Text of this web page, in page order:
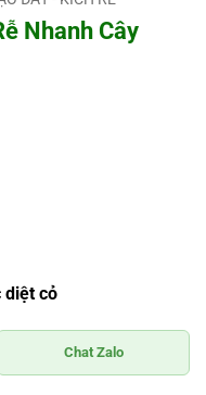
Nhanh Cây
diệt cỏ
Chat Zalo